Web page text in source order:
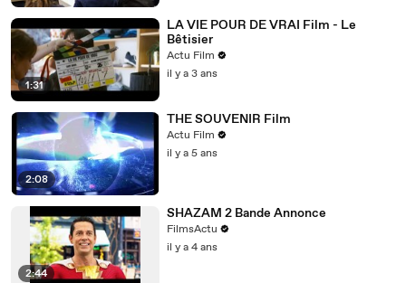
1:31
LA VIE POUR DE VRAI Film - Le
Bêtisier
Actu Film
il y a 3 ans
2:08
THE SOUVENIR Film
Actu Film
il y a 5 ans
2:44
SHAZAM 2 Bande Annonce
FilmsActu
il y a 4 ans